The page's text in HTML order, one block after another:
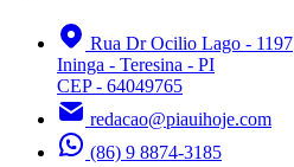
Rua Dr Ocilio Lago - 1197
Ininga - Teresina - PI
CEP - 64049765
redacao@piauihoje.com
(86) 9 8874-3185